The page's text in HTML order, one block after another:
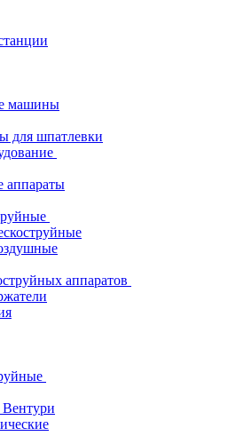
машины
для шпатлевки
аппараты
аппаратов